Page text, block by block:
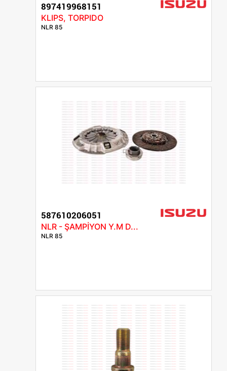
897419968151
KLIPS, TORPIDO
NLR 85
587610206051
NLR - ŞAMPİYON Y.M D...
NLR 85